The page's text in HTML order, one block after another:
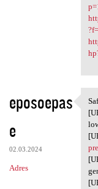
eposoepas
e
02.03.2024
Adres